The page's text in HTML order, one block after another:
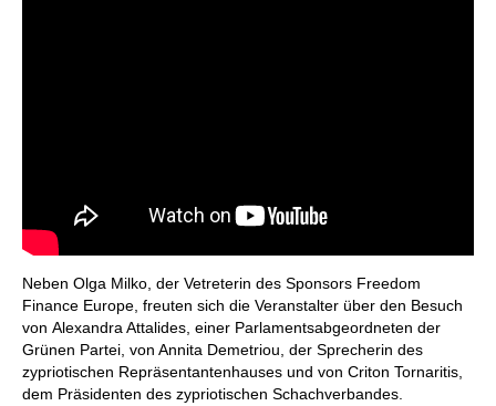
Neben Olga Milko, der Vetreterin des Sponsors Freedom
Finance Europe, freuten sich die Veranstalter über den Besuch
von Alexandra Attalides, einer Parlamentsabgeordneten der
Grünen Partei, von Annita Demetriou, der Sprecherin des
zypriotischen Repräsentantenhauses und von Criton Tornaritis,
dem Präsidenten des zypriotischen Schachverbandes.